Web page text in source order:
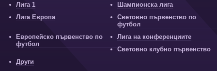
Лига 1
Шампионска лига
Лига Европа
Световно първенство по
футбол
Европейско първенство по
футбол
Лига на конференциите
Световно клубно първенство
Други